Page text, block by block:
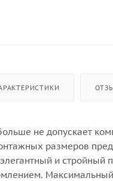
не допускает
размеров
и